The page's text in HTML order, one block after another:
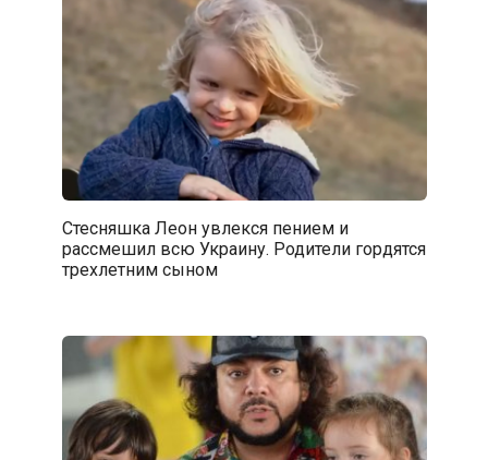
Стесняшка Леон увлекся пением и
рассмешил всю Украину. Родители гордятся
трехлетним сыном